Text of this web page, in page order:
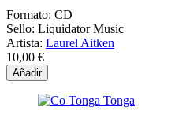
Formato: CD
Sello: Liquidator Music
Artista: Laurel Aitken
10,00 €
Añadir